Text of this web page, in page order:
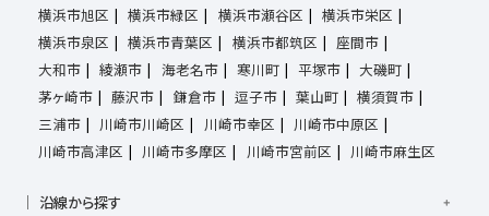
横浜市旭区
横浜市緑区 横浜市瀬谷区
横浜市栄区
横浜市泉区
横浜市青葉区 横浜市都筑区
座間市
大和市
綾瀬市 海老名市 寒川町 平塚市
大磯町
茅ヶ崎市
藤沢市 鎌倉市 逗子市 葉山町
横須賀市
三浦市
川崎市川崎区 川崎市幸区
川崎市中原区
川崎市高津区
川崎市多摩区 川崎市宮前区 川崎市麻生区
沿線から探す